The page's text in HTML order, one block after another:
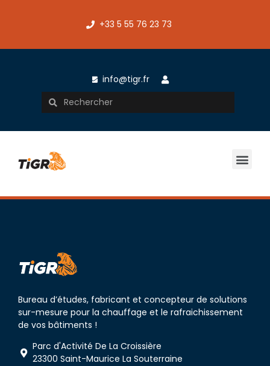
+33 5 55 76 23 73
info@tigr.fr
Bureau d’études, fabricant et concepteur de solutions
sur-mesure pour la chauffage et le rafraichissement
de vos bâtiments !
Parc d'Activité De La Croissière
23300 Saint-Maurice La Souterraine